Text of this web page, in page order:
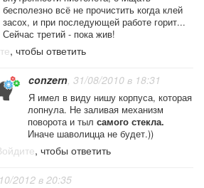
бесполезно всё не прочистить когда клей
засох, и при последующей работе горит...
Сейчас третий - пока жив!
, чтобы ответить
conzern, 31/08/2010 в 18:31
Я имел в виду нишу корпуса, которая
лопнула. Не заливая механизм
поворота и тыл самого стекла.
Иначе шаволицца не будет.))
, чтобы ответить
2012 в 20:35